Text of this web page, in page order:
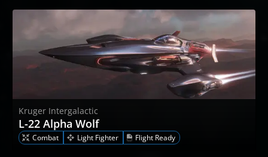
Kruger Intergalactic
L-22 Alpha Wolf
Combat Light Fighter Flight Ready